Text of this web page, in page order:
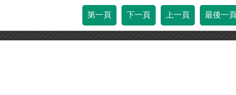
第一頁 下一頁 上一頁 最後一